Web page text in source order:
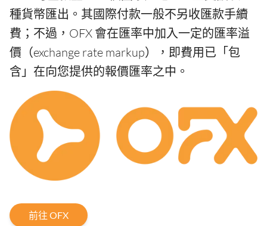
種貨幣匯出。其國際付款一般不另收匯款手續
費；不過，OFX 會在匯率中加入一定的匯率溢
價（exchange rate markup），即費用已「包
含」在向您提供的報價匯率之中。
前往 OFX